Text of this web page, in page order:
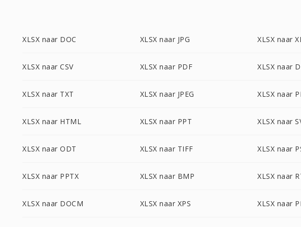
XLSX naar DOC XLSX naar JPG XLSX naar
XLSX naar CSV XLSX naar PDF XLSX naar
XLSX naar TXT XLSX naar JPEG XLSX naar
XLSX naar HTML XLSX naar PPT XLSX naar
XLSX naar ODT XLSX naar TIFF XLSX naar
XLSX naar PPTX XLSX naar BMP XLSX naar
XLSX naar DOCM XLSX naar XPS XLSX naar